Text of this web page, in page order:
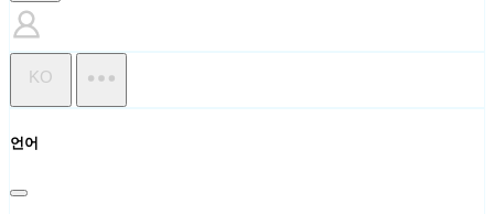
KO
언어